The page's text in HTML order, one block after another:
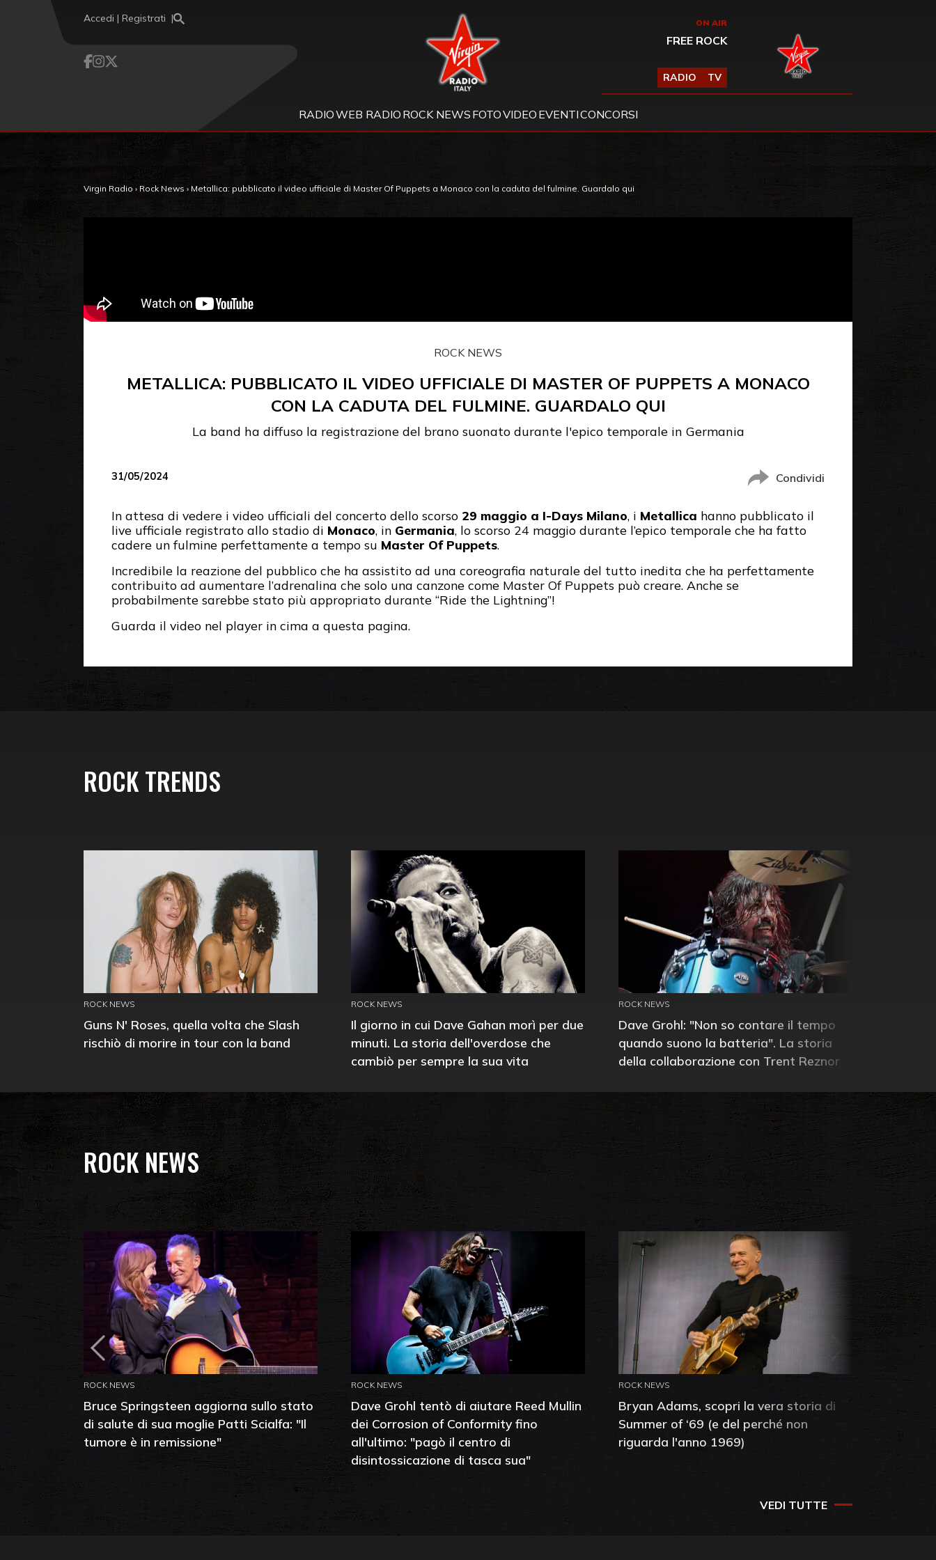
Accedi | Registrati Virgin Radio ON AIR
FREE ROCK
RADIO TV
RADIOWEB RADIO ROCK NEWS FOTOVIDEO EVENTICONCORSI
Virgin Radio › Rock News › Metallica: pubblicato il video ufficiale di Master Of Puppets a Monaco con la caduta del fulmine. Guardalo qui
ROCK NEWS
METALLICA: PUBBLICATO IL VIDEO UFFICIALE DI MASTER OF PUPPETS A MONACO
CON LA CADUTA DEL FULMINE. GUARDALO QUI
La band ha diffuso la registrazione del brano suonato durante l'epico temporale in Germania
31/05/2024 Condividi
In attesa di vedere i video ufficiali del concerto dello scorso 29 maggio a I-Days Milano, i Metallica hanno pubblicato il
live ufficiale registrato allo stadio di Monaco, in Germania, lo scorso 24 maggio durante l’epico temporale che ha fatto
cadere un fulmine perfettamente a tempo su Master Of Puppets.
Incredibile la reazione del pubblico che ha assistito ad una coreografia naturale del tutto inedita che ha perfettamente
contribuito ad aumentare l’adrenalina che solo una canzone come Master Of Puppets può creare. Anche se
probabilmente sarebbe stato più appropriato durante “Ride the Lightning”!
Guarda il video nel player in cima a questa pagina.
ROCK TRENDS
ROCK NEWS
Guns N' Roses, quella volta che Slash
rischiò di morire in tour con la band
ROCK NEWS
Il giorno in cui Dave Gahan morì per due
minuti. La storia dell'overdose che
cambiò per sempre la sua vita
ROCK NEWS
Dave Grohl: "Non so contare il tempo
quando suono la batteria". La storia
della collaborazione con Trent Reznor
ROCK NEWS
ROCK NEWS
Bruce Springsteen aggiorna sullo stato
di salute di sua moglie Patti Scialfa: "Il
tumore è in remissione"
ROCK NEWS
Dave Grohl tentò di aiutare Reed Mullin
dei Corrosion of Conformity fino
all'ultimo: "pagò il centro di
disintossicazione di tasca sua"
ROCK NEWS
Bryan Adams, scopri la vera storia di
Summer of ‘69 (e del perché non
riguarda l'anno 1969)
VEDI TUTTE